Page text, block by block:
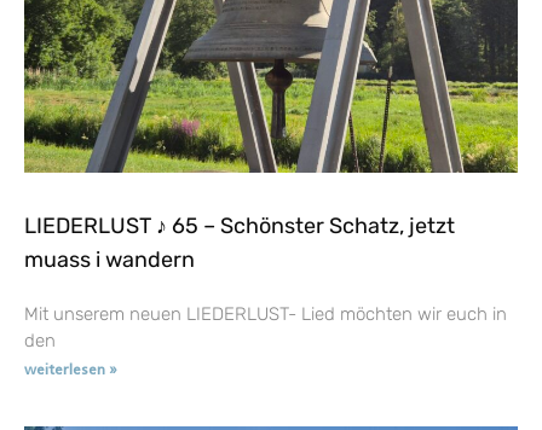
LIEDERLUST ♪ 65 – Schönster Schatz, jetzt
muass i wandern
Mit unserem neuen LIEDERLUST- Lied möchten wir euch in
den
weiterlesen »